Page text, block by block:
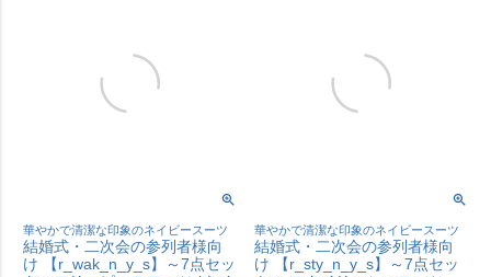
華やかで清潔な印象のネイビースーツ
結婚式・二次会の参列者様向
け 【r_wak_n_y_s】～7点セッ
華やかで清潔な印象のネイビースーツ
結婚式・二次会の参列者様向
け 【r_sty_n_y_s】～7点セッ